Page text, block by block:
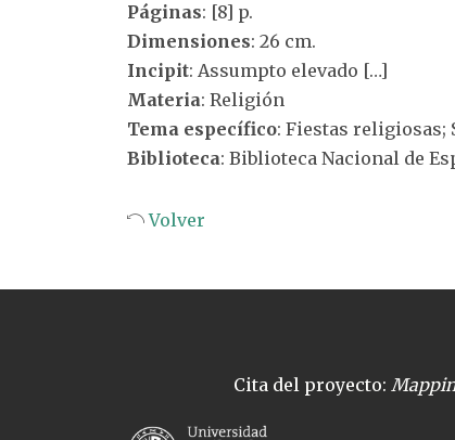
Páginas: [8] p.
Dimensiones: 26 cm.
Incipit: Assumpto elevado […]
Materia: Religión
Tema específico: Fiestas religiosas;
Biblioteca: Biblioteca Nacional de
Volver
Cita del proyecto: